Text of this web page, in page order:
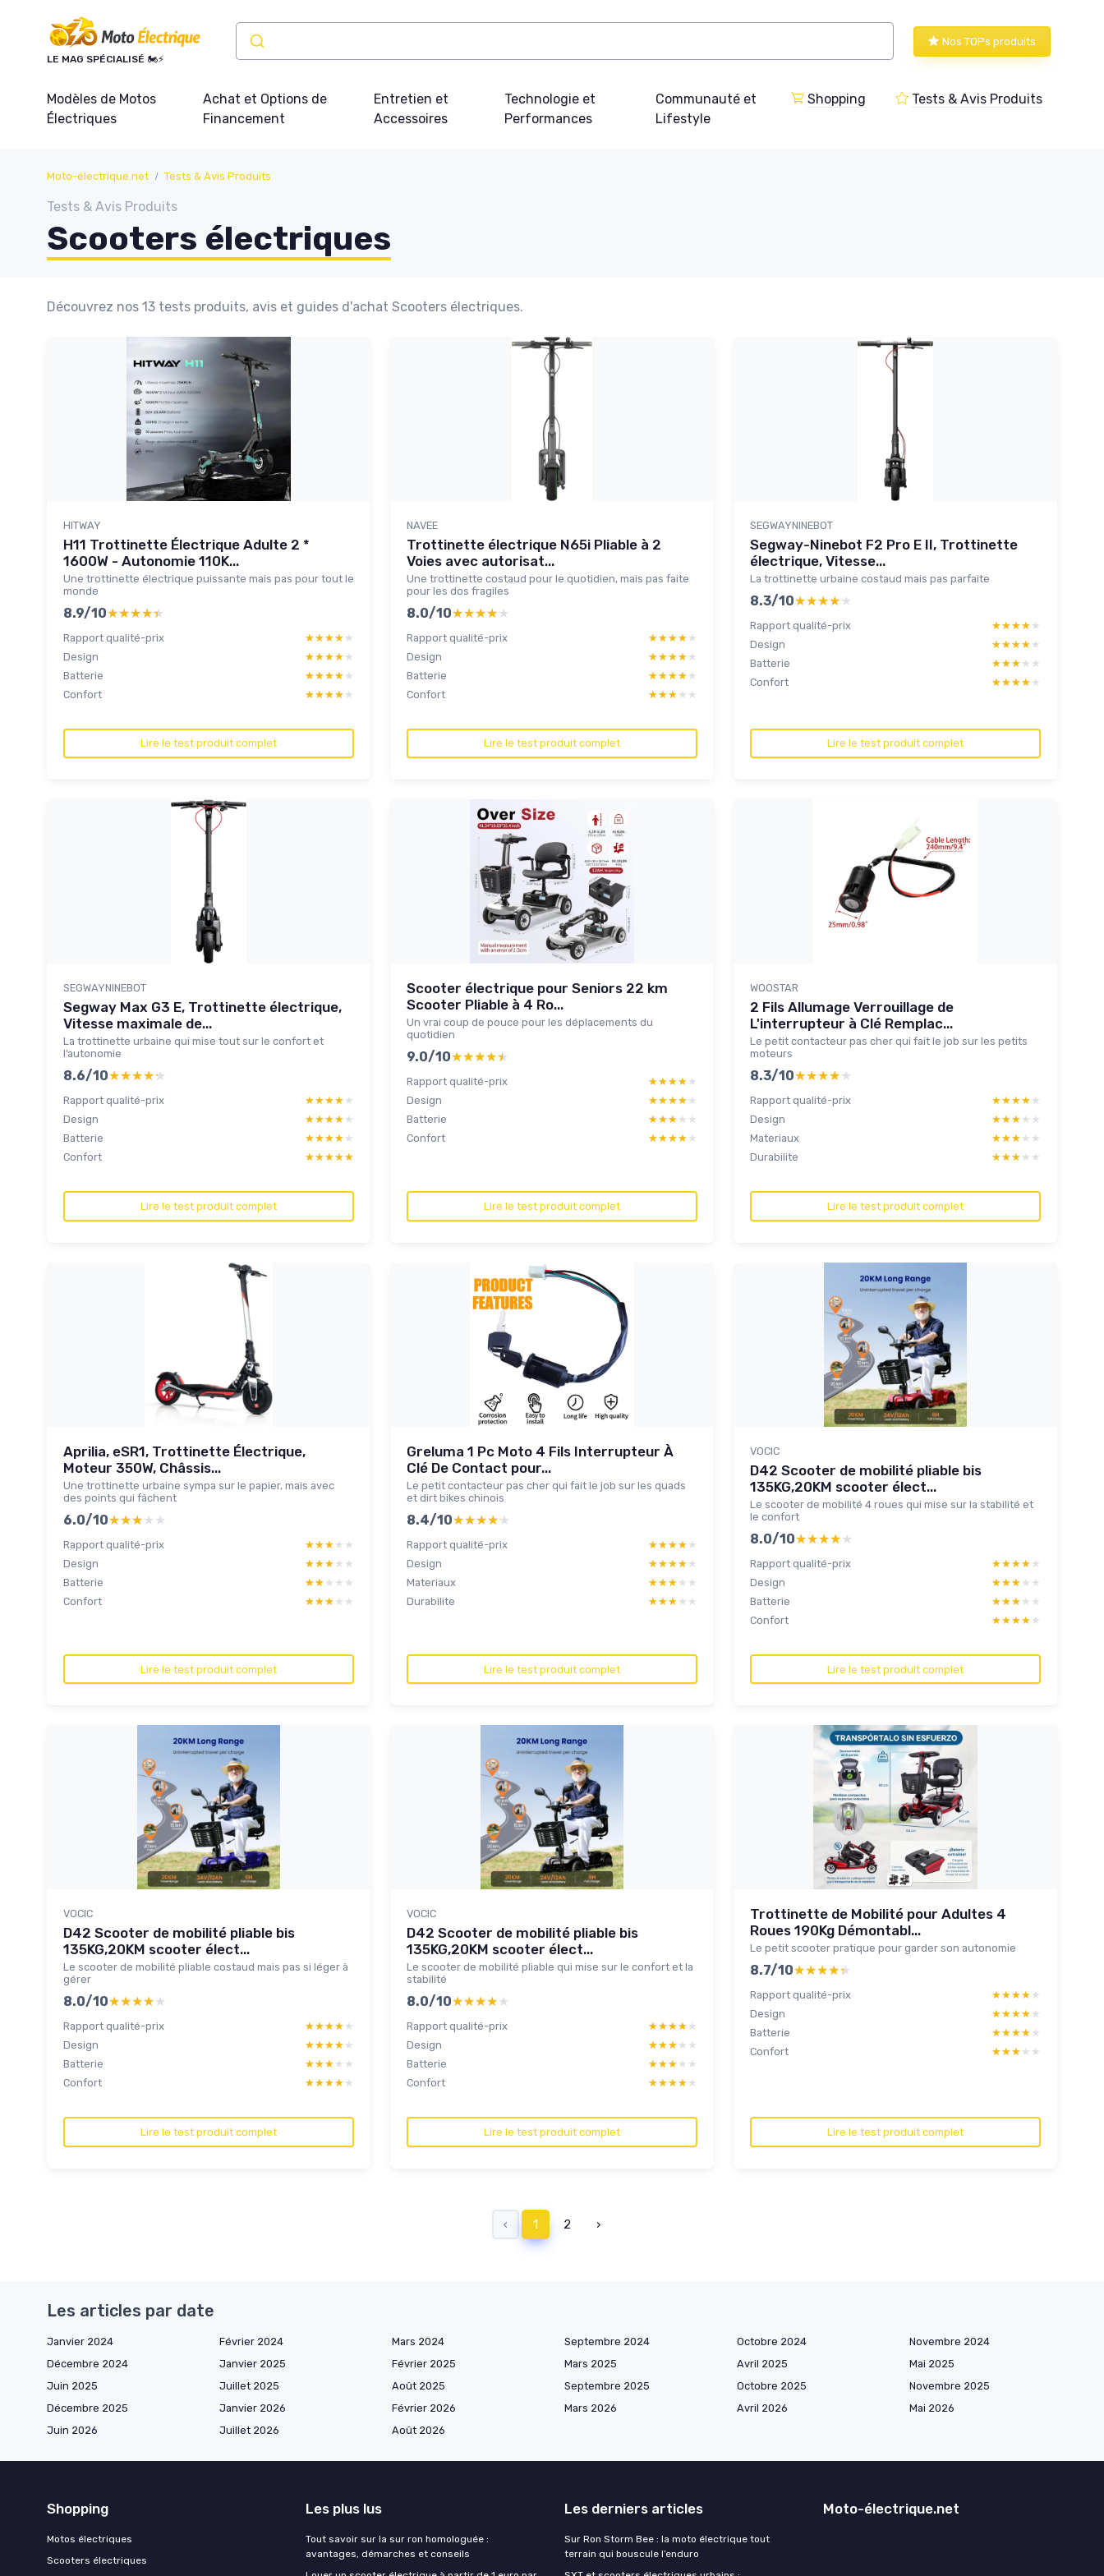
LE MAG SPÉCIALISÉ 🏍️⚡
Nos TOPs produits
Modèles de Motos
Électriques
Achat et Options de
Financement
Entretien et
Accessoires
Technologie et
Performances
Communauté et
Lifestyle
Shopping Tests & Avis Produits
Moto-électrique.net Tests & Avis Produits
Tests & Avis Produits
Scooters électriques
Découvrez nos 13 tests produits, avis et guides d'achat Scooters électriques.
HITWAY
H11 Trottinette Électrique Adulte 2 *
1600W - Autonomie 110K...
Une trottinette électrique puissante mais pas pour tout le
monde
8.9/10★★★★★
★★★★★
Rapport qualité-prix ★★★★★
★★★★★
Design
★★★★★
★★★★★
Batterie
★★★★★
★★★★★
Confort
★★★★★
★★★★★
Lire le test produit complet
NAVEE
Trottinette électrique N65i Pliable à 2
Voies avec autorisat...
Une trottinette costaud pour le quotidien, mais pas faite
pour les dos fragiles
8.0/10★★★★★
★★★★★
Rapport qualité-prix ★★★★★
★★★★★
Design
★★★★★
★★★★★
Batterie
★★★★★
★★★★★
Confort
★★★★★
★★★★★
Lire le test produit complet
SEGWAYNINEBOT
Segway-Ninebot F2 Pro E II, Trottinette
électrique, Vitesse...
La trottinette urbaine costaud mais pas parfaite
8.3/10★★★★★
★★★★★
Rapport qualité-prix ★★★★★
★★★★★
Design
★★★★★
★★★★★
Batterie
★★★★★
★★★★★
Confort
★★★★★
★★★★★
Lire le test produit complet
SEGWAYNINEBOT
Segway Max G3 E, Trottinette électrique,
Vitesse maximale de...
La trottinette urbaine qui mise tout sur le confort et
l’autonomie
8.6/10★★★★★
★★★★★
Rapport qualité-prix ★★★★★
★★★★★
Design
★★★★★
★★★★★
Batterie
★★★★★
★★★★★
Confort
★★★★★
★★★★★
Lire le test produit complet
Scooter électrique pour Seniors 22 km
Scooter Pliable à 4 Ro...
Un vrai coup de pouce pour les déplacements du
quotidien
9.0/10★★★★★
★★★★★
Rapport qualité-prix ★★★★★
★★★★★
Design
★★★★★
★★★★★
Batterie
★★★★★
★★★★★
Confort
★★★★★
★★★★★
Lire le test produit complet
WOOSTAR
2 Fils Allumage Verrouillage de
L'interrupteur à Clé Remplac...
Le petit contacteur pas cher qui fait le job sur les petits
moteurs
8.3/10★★★★★
★★★★★
Rapport qualité-prix ★★★★★
★★★★★
Design
★★★★★
★★★★★
Materiaux
★★★★★
★★★★★
Durabilite
★★★★★
★★★★★
Lire le test produit complet
Aprilia, eSR1, Trottinette Électrique,
Moteur 350W, Châssis...
Une trottinette urbaine sympa sur le papier, mais avec
des points qui fâchent
6.0/10★★★★★
★★★★★
Rapport qualité-prix ★★★★★
★★★★★
Design
★★★★★
★★★★★
Batterie
★★★★★
★★★★★
Confort
★★★★★
★★★★★
Lire le test produit complet
Greluma 1 Pc Moto 4 Fils Interrupteur À
Clé De Contact pour...
Le petit contacteur pas cher qui fait le job sur les quads
et dirt bikes chinois
8.4/10★★★★★
★★★★★
Rapport qualité-prix ★★★★★
★★★★★
Design
★★★★★
★★★★★
Materiaux
★★★★★
★★★★★
Durabilite
★★★★★
★★★★★
Lire le test produit complet
VOCIC
D42 Scooter de mobilité pliable bis
135KG,20KM scooter élect...
Le scooter de mobilité 4 roues qui mise sur la stabilité et
le confort
8.0/10★★★★★
★★★★★
Rapport qualité-prix ★★★★★
★★★★★
Design
★★★★★
★★★★★
Batterie
★★★★★
★★★★★
Confort
★★★★★
★★★★★
Lire le test produit complet
VOCIC
D42 Scooter de mobilité pliable bis
135KG,20KM scooter élect...
Le scooter de mobilité pliable costaud mais pas si léger à
gérer
8.0/10★★★★★
★★★★★
Rapport qualité-prix ★★★★★
★★★★★
Design
★★★★★
★★★★★
Batterie
★★★★★
★★★★★
Confort
★★★★★
★★★★★
Lire le test produit complet
VOCIC
D42 Scooter de mobilité pliable bis
135KG,20KM scooter élect...
Le scooter de mobilité pliable qui mise sur le confort et la
stabilité
8.0/10★★★★★
★★★★★
Rapport qualité-prix ★★★★★
★★★★★
Design
★★★★★
★★★★★
Batterie
★★★★★
★★★★★
Confort
★★★★★
★★★★★
Lire le test produit complet
Trottinette de Mobilité pour Adultes 4
Roues 190Kg Démontabl...
Le petit scooter pratique pour garder son autonomie
8.7/10★★★★★
★★★★★
Rapport qualité-prix ★★★★★
★★★★★
Design
★★★★★
★★★★★
Batterie
★★★★★
★★★★★
Confort
★★★★★
★★★★★
Lire le test produit complet
‹ 1 2 ›
Les articles par date
Janvier 2024 Février 2024 Mars 2024 Septembre 2024 Octobre 2024
Novembre 2024
Décembre 2024
Janvier 2025 Février 2025 Mars 2025 Avril 2025
Mai 2025
Juin 2025
Juillet 2025 Août 2025 Septembre 2025 Octobre 2025
Novembre 2025
Décembre 2025
Janvier 2026 Février 2026 Mars 2026 Avril 2026
Mai 2026
Juin 2026
Juillet 2026 Août 2026
Shopping
Motos électriques
Scooters électriques
Les plus lus
Tout savoir sur la sur ron homologuée :
avantages, démarches et conseils
Les derniers articles
Sur Ron Storm Bee : la moto électrique tout
terrain qui bouscule l’enduro
Moto-électrique.net